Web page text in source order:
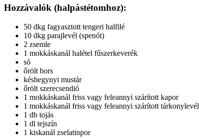
Hozzávalók (halpástétomhoz):
50 dkg fagyasztott tengeri halfilé
10 dkg parajlevél (spenót)
2 zsemle
1 mokkáskanál halétel fűszerkeverék
só
őrölt bors
késhegynyi mustár
őrölt szerecsendió
1 mokkáskanál friss vagy feleannyi szárított kapor
1 mokkáskanál friss vagy feleannyi szárított tárkonylevél
1 db tojás
1 dl tejszín
1 kiskanál zselatinpor